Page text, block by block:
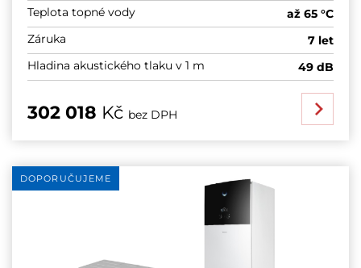
Teplota topné vody
až 65 °C
Záruka
7 let
Hladina akustického tlaku v 1 m
49 dB
302 018 Kč bez DPH
DOPORUČUJEME